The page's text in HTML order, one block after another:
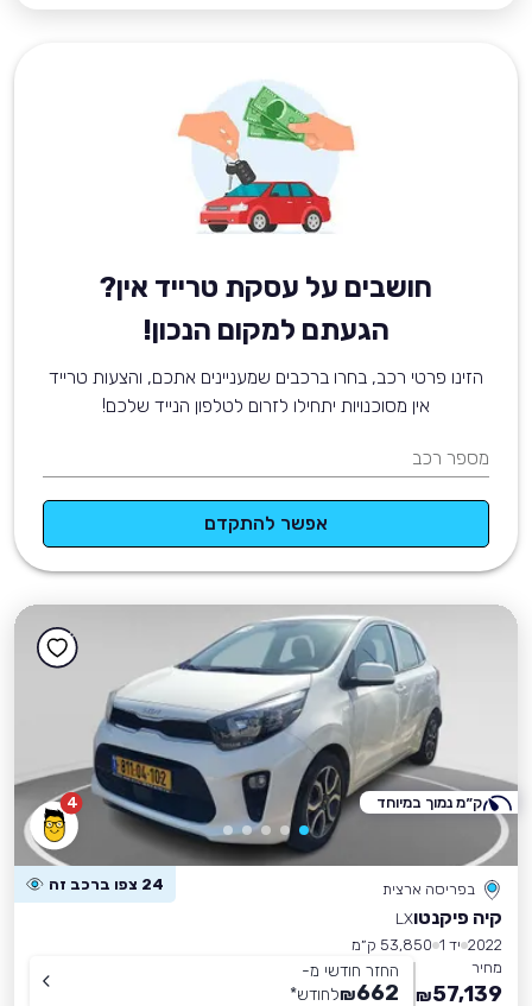
חושבים על עסקת טרייד אין?
הגעתם למקום הנכון!
הזינו פרטי רכב, בחרו ברכבים שמעניינים אתכם, והצעות טרייד
אין מסוכנויות יתחילו לזרום לטלפון הנייד שלכם!
מספר רכב
אפשר להתקדם
4
בפריסה ארצית 24 צפו ברכב זה
קיה פיקנטוLX
2022 יד 1
53,850 ק״מ
מחיר
57,139
₪
החזר חודשי מ-
662
₪לחודש*
ק״מ נמוך במיוחד